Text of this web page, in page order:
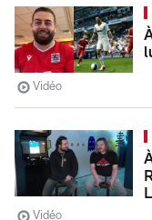
Vidéo
Vidéo